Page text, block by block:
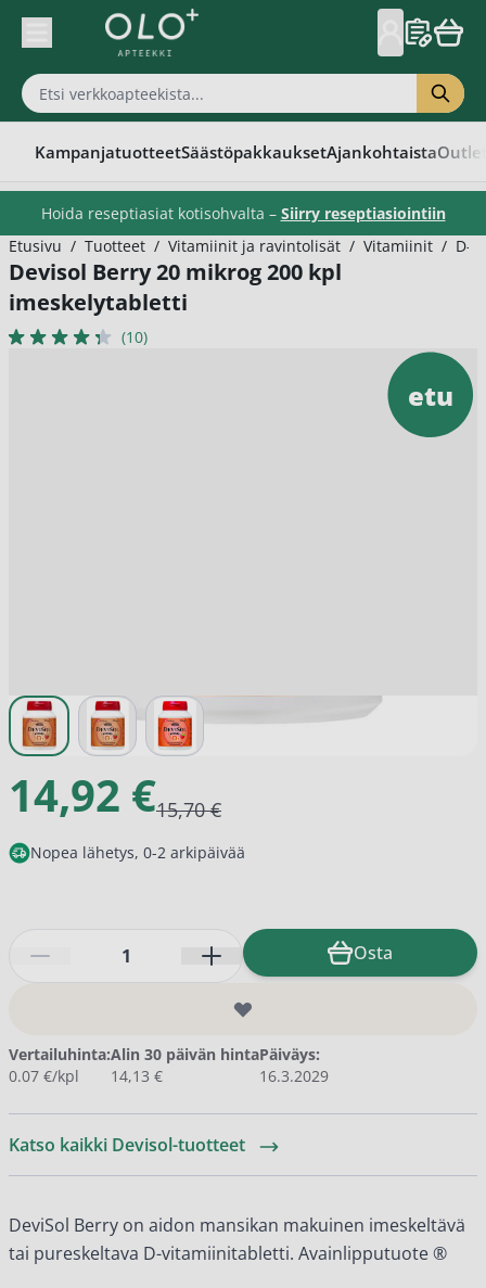
Skip to Content
KampanjatuotteetSäästöpakkauksetAjankohtaista
Hoida reseptiasiat kotisohvalta – Siirry reseptiasiointiin
Etusivu / Tuotteet / Vitamiinit ja ravintolisät / Vitamiinit / D-
Devisol Berry 20 mikrog 200 kpl
imeskelytabletti
(10)
etu
View larger image
View larger imageView larger image
14,92 €15,70 €
Nopea lähetys, 0-2 arkipäivää
Osta
Vertailuhinta:
0.07 €/kpl
Alin 30 päivän hinta
14,13 €
Päiväys:
16.3.2029
Katso kaikki Devisol-tuotteet
DeviSol Berry on aidon mansikan makuinen imeskeltävä
tai pureskeltava D-vitamiinitabletti. Avainlipputuote ®️